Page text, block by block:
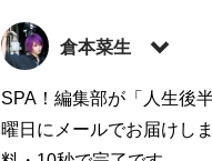
倉本菜生
福岡県出身。フリーライ
ポールダンスなど、サブ
SPA！編集部が「人生後
曜日にメールでお届けし